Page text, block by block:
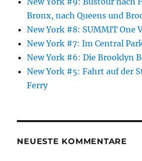
Bronx, nach Queens und
New York #8: SUMMIT One
New York #7: Im Central
New York #6: Die Brooklyn
New York #5: Fahrt auf der
Ferry
NEUESTE KOMMENTARE